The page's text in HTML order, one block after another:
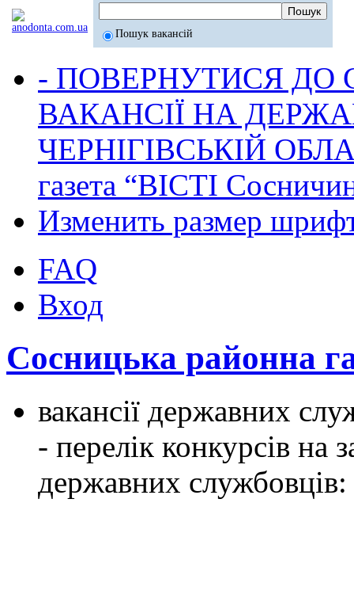
Пошук вакансій
- ПОВЕРНУТИСЯ ДО
ВАКАНСІЇ НА
ЧЕРНІГІВСЬКІЙ
газета “ВІСТІ
Изменить размер
FAQ
Вход
Сосницька районна
вакансії державних
- перелік конкурсів на
державних службовців: